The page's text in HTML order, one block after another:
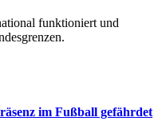
funktioniert und
im Fußball gefährdet